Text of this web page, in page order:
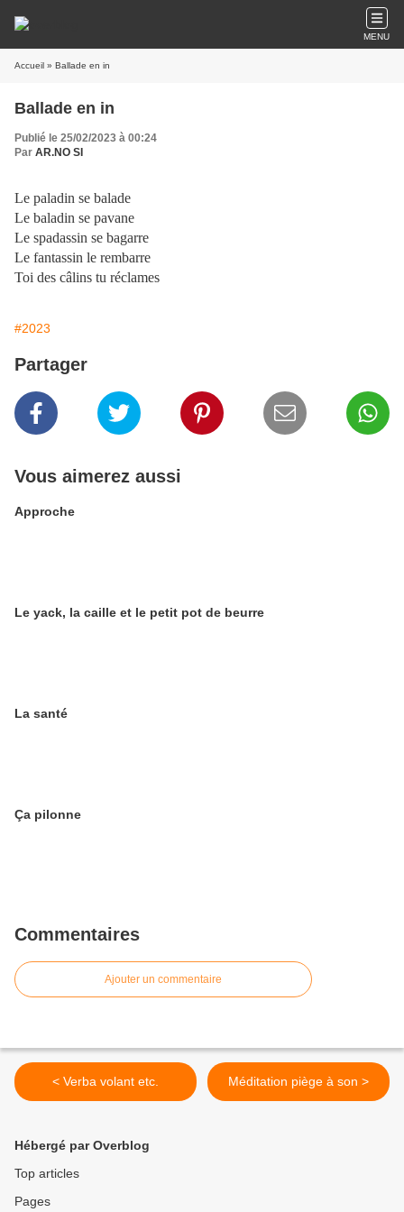
MENU
Accueil » Ballade en in
Ballade en in
Publié le 25/02/2023 à 00:24
Par AR.NO SI
Le paladin se balade
Le baladin se pavane
Le spadassin se bagarre
Le fantassin le rembarre
Toi des câlins tu réclames
#2023
Partager
Vous aimerez aussi
Approche
Le yack, la caille et le petit pot de beurre
La santé
Ça pilonne
Commentaires
Ajouter un commentaire
< Verba volant etc. Méditation piège à son >
Hébergé par Overblog
Top articles
Pages